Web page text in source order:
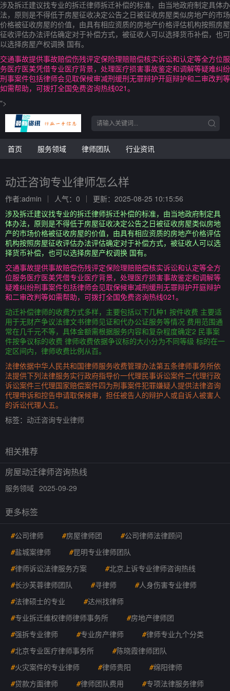
涉及拆迁建议找专业的拆迁律师拆迁补偿的标准，由当地政府制定具体办
法，原则是不得低于房屋征收决定公告之日被征收房屋类似房地产的市场
价格被征收房屋的价值，由具有相应资质的房地产价格评估机构按照房屋
征收评估办法评估确定对于补偿方式，被征收人可以选择货币补偿，也可
以选择房屋产权调换 国有。
交通事故提供事故赔偿伤残评定保险理赔赔偿核实诉讼和认定等全方位服
务医疗医美凭借专业医疗背景，处理医疗损害事故鉴定和调解等疑难纠纷
刑事案件包括律师会见取保候审减刑缓刑无罪辩护开庭辩护和二审改判等
如需帮助，可拨打全国免费咨询热线021。
">
首页 服务领域 律师团队 行业资讯
动迁咨询专业律师怎么样
作者:admin 人气：0
更新：2025-08-25 10:15:56
涉及拆迁建议找专业的拆迁律师拆迁补偿的标准，由当地政府制定具
体办法，原则是不得低于房屋征收决定公告之日被征收房屋类似房地
产的市场价格被征收房屋的价值，由具有相应资质的房地产价格评估
机构按照房屋征收评估办法评估确定对于补偿方式，被征收人可以选
择货币补偿，也可以选择房屋产权调换 国有。
交通事故提供事故赔偿伤残评定保险理赔赔偿核实诉讼和认定等全方
位服务医疗医美凭借专业医疗背景，处理医疗损害事故鉴定和调解等
疑难纠纷刑事案件包括律师会见取保候审减刑缓刑无罪辩护开庭辩护
和二审改判等如需帮助，可拨打全国免费咨询热线021。
动迁补偿律师的收费方式多样，主要包括以下几种1 按件收费 主要适
用于无财产争议法律文书律师见证和代办公证服务等情况 费用范围通
常在几千元不等，具体金额需根据服务内容和复杂程度确定2 民事案
件按争议标的收费 律师收费依据争议标的大小分为不同等级 标的在一
定区间内，律师收费比例从百。
法律依据中华人民共和国律师服务收费管理办法第五条律师事务所依
法提供下列法律服务实行政府指导价一代理民事诉讼案件二代理行政
诉讼案件三代理国家赔偿案件四为刑事案件犯罪嫌疑人提供法律咨询
代理申诉和控告申请取保候审，担任被告人的辩护人或自诉人被害人
的诉讼代理人五。
标签： 动迁咨询专业律师
相关推荐
房屋动迁律师咨询热线
服务领域 2025-09-29
更多标签
#公司律师 #房屋律师团 #公司律师法律顾问
#盐城案律师 #昆明专业律师团队
#律师诉讼法律服务方案 #北京上诉专业律师咨询热线
#长沙芙蓉律师团队 #寻律师 #人身伤害专业律师
#法律硕士的专业 #达州找律师
#专业拆迁维权律师律师事务所 #房地产律师团
#强拆专业律师 #专业房产律师 #律师专业九个分类
#北京专业医疗律师事务所 #陈晓霞律师团队
#火灾案件的专业律师 #律师贵阳 #绵阳律师
#贷款方面律师 #律师团队费用 #专项法律服务律师